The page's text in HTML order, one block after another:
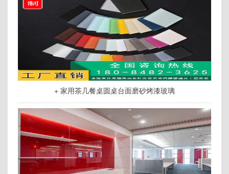
+ 家用茶几餐桌圆桌台面磨砂烤漆玻璃